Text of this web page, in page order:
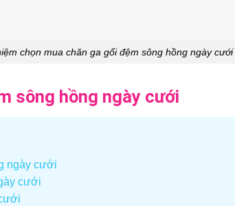
chọn mua chăn ga gối đệm sông hồng ngày cưới
sông hồng ngày cưới
ngày cưới
cưới